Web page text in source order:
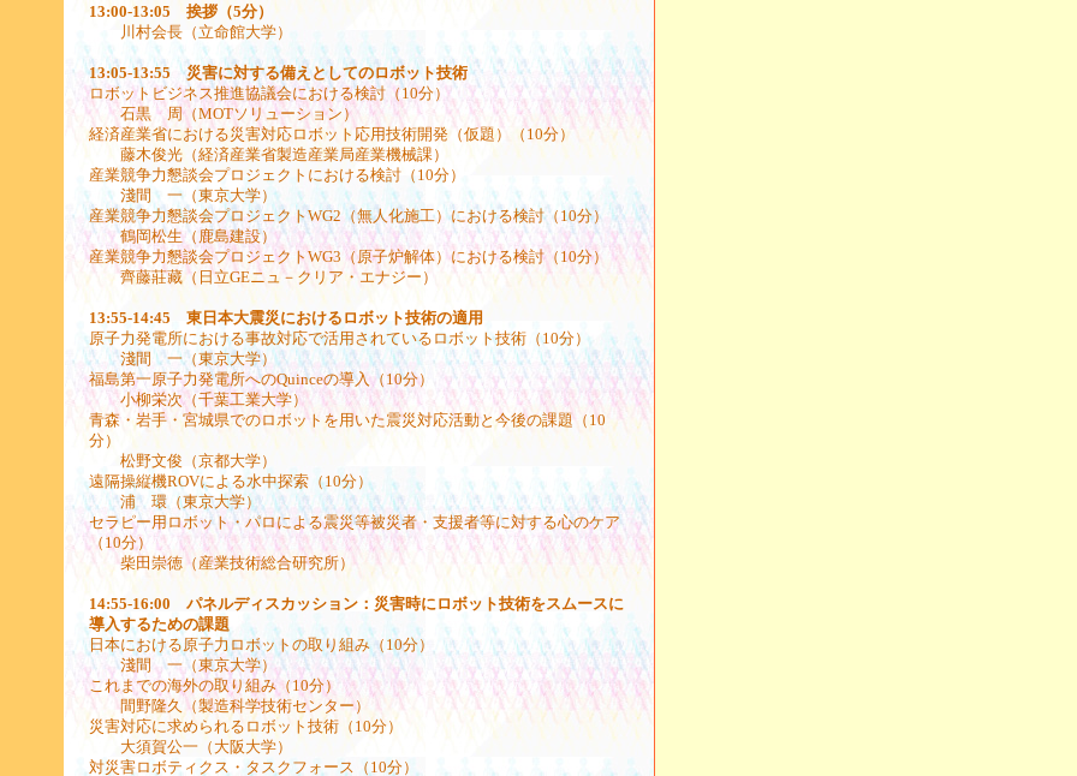
13:00-13:05 挨拶（5分）
川村会長（立命館大学）
13:05-13:55 災害に対する備えとしてのロボット技術
ロボットビジネス推進協議会における検討（10分）
石黒 周（MOTソリューション）
経済産業省における災害対応ロボット応用技術開発（仮題）（10分）
藤木俊光（経済産業省製造産業局産業機械課）
産業競争力懇談会プロジェクトにおける検討（10分）
淺間 一（東京大学）
産業競争力懇談会プロジェクトWG2（無人化施工）における検討（10分）
鶴岡松生（鹿島建設）
産業競争力懇談会プロジェクトWG3（原子炉解体）における検討（10分）
齊藤莊藏（日立GEニュ－クリア・エナジー）
13:55-14:45 東日本大震災におけるロボット技術の適用
原子力発電所における事故対応で活用されているロボット技術（10分）
淺間 一（東京大学）
福島第一原子力発電所へのQuinceの導入（10分）
小柳栄次（千葉工業大学）
青森・岩手・宮城県でのロボットを用いた震災対応活動と今後の課題（10
分）
松野文俊（京都大学）
遠隔操縦機ROVによる水中探索（10分）
浦 環（東京大学）
セラピー用ロボット・パロによる震災等被災者・支援者等に対する心のケア
（10分）
柴田崇徳（産業技術総合研究所）
14:55-16:00 パネルディスカッション：災害時にロボット技術をスムースに
導入するための課題
日本における原子力ロボットの取り組み（10分）
淺間 一（東京大学）
これまでの海外の取り組み（10分）
間野隆久（製造科学技術センター）
災害対応に求められるロボット技術（10分）
大須賀公一（大阪大学）
対災害ロボティクス・タスクフォース（10分）